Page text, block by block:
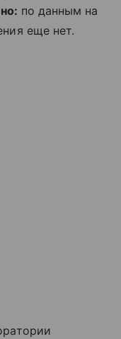
по данным на
еще нет.